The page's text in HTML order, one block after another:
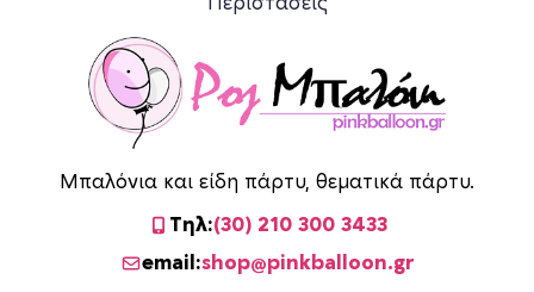
Μπαλόνια και είδη πάρτυ, θεματικά πάρτυ.
Τηλ:(30) 210 300 3433
email:shop@pinkballoon.gr